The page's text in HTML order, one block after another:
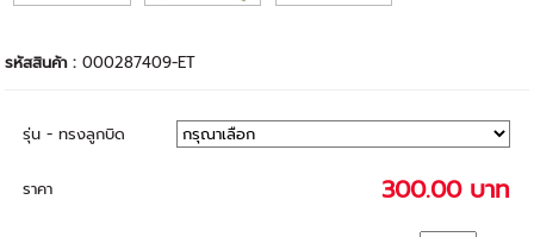
รหัสสินค้า :000287409-ET
รุ่น - ทรงลูกบิด
ราคา 300.00 บาท